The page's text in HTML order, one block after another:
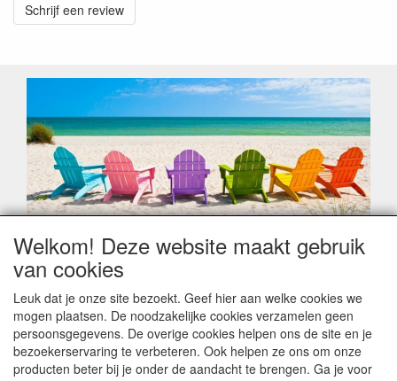
Schrijf een review
Geachte klant,
Zoals elk jaar zorgt de verlofperiode, naast een hoop
leveringsproblemen.
Sommige fabrikanten sluiten of werken met een
vakantiebezetting.
Bestellingen die vanaf +/- 15 juli geplaatst worden kunnen
hierdoor vertraging oplopen. Wanneer die voorradig is en alle
Welkom! Deze website maakt gebruik
van cookies
Leuk dat je onze site bezoekt. Geef hier aan welke cookies we
mogen plaatsen. De noodzakelijke cookies verzamelen geen
persoonsgegevens. De overige cookies helpen ons de site en je
bezoekerservaring te verbeteren. Ook helpen ze ons om onze
producten beter bij je onder de aandacht te brengen. Ga je voor